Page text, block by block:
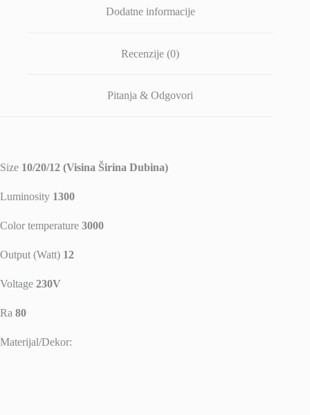
Dodatne informacije
Recenzije (0)
Pitanja & Odgovori
Size 10/20/12 (Visina Širina Dubina)
Luminosity 1300
Color temperature 3000
Output (Watt) 12
Voltage 230V
Ra 80
Materijal/Dekor: